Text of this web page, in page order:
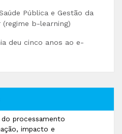
Pública e Gestão da
(regime b-learning)
deu cinco anos ao e-
processamento
impacto e